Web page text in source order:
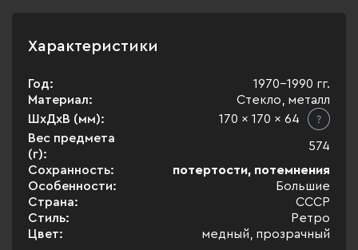
Характеристики
Год:
1970-1990 гг.
Материал:
Стекло, металл
ШхДхВ (мм):
170 x 170 x 64
Вес предмета
(г):
574
Сохранность:
потертости, потемнения
Особенности:
Большие
Страна:
СССР
Стиль:
Ретро
Цвет:
медный, прозрачный